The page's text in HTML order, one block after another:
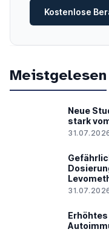
Kostenlose
Meistgelesen
Neue
stark